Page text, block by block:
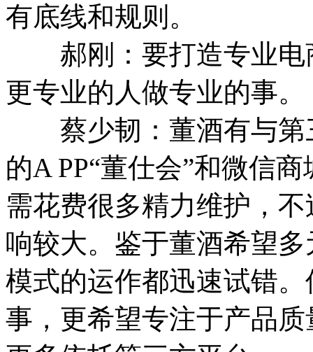
有底线和规则。
郝刚：要打造专业电
更专业的人做专业的事。
蔡少韧：董酒有与第
的A PP“董仕会”和微信
需花费很多精力维护，
响较大。鉴于董酒希望
模式的运作都迅速试错
事，更希望专注于产品